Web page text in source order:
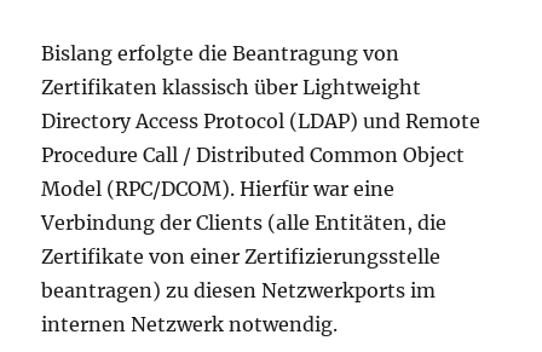
Bislang erfolgte die Beantragung von
Zertifikaten klassisch über Lightweight
Directory Access Protocol (LDAP) und Remote
Procedure Call / Distributed Common Object
Model (RPC/DCOM). Hierfür war eine
Verbindung der Clients (alle Entitäten, die
Zertifikate von einer Zertifizierungsstelle
beantragen) zu diesen Netzwerkports im
internen Netzwerk notwendig.